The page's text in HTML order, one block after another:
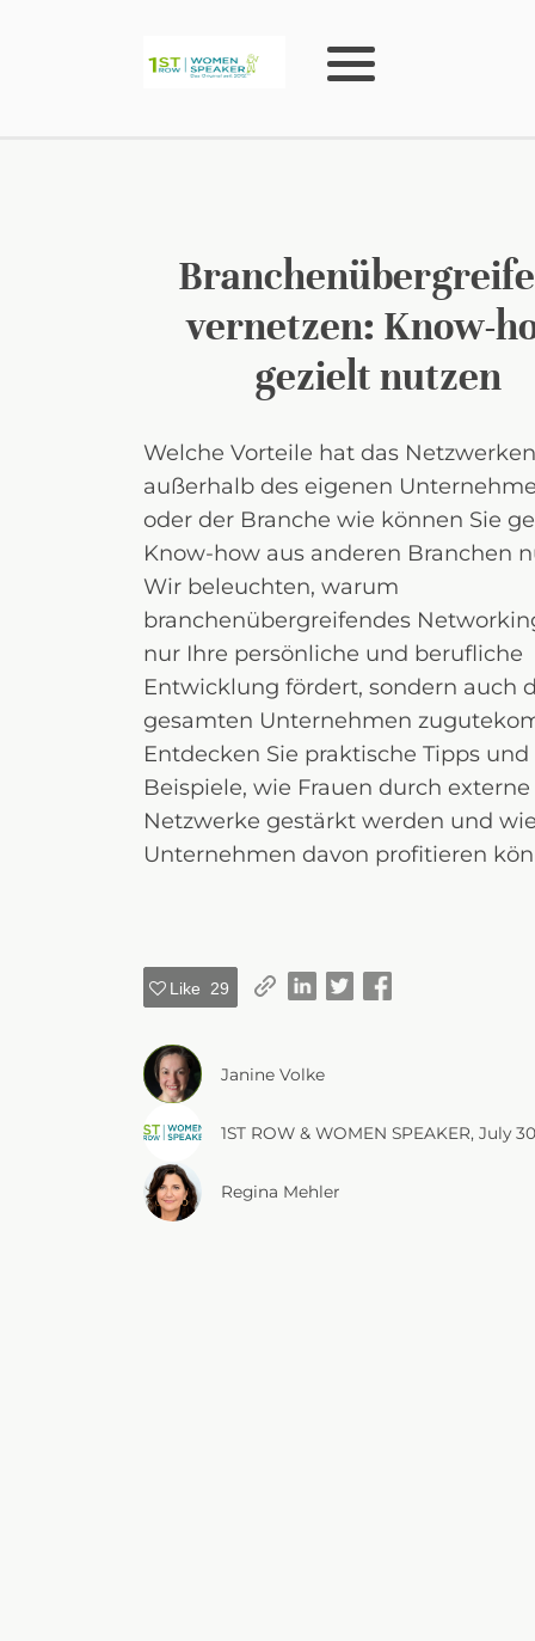
vernetzen: Know-
gezielt nutzen
Welche Vorteile hat das Netzwerken
außerhalb des eigenen
oder der Branche wie können Sie
Know-how aus anderen Branchen
Wir beleuchten, warum
branchenübergreifendes
nur Ihre persönliche und berufliche
Entwicklung fördert, sondern auch
gesamten Unternehmen
Entdecken Sie praktische Tipps und
Beispiele, wie Frauen durch externe
Netzwerke gestärkt werden und
Unternehmen davon profitieren
Like 29
Janine Volke
1ST ROW & WOMEN SPEAKER
Regina Mehler
, July